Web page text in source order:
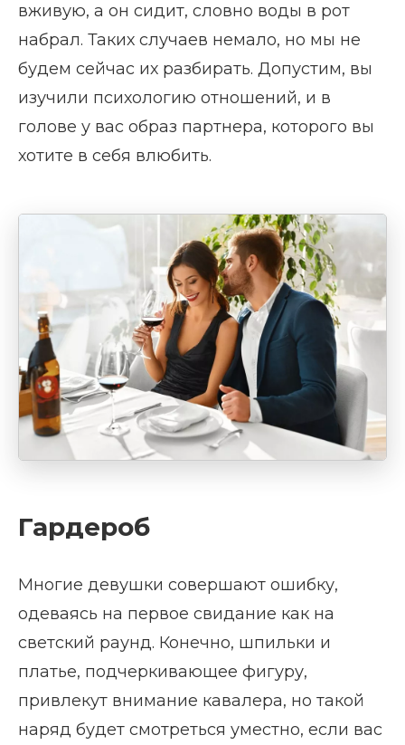
вживую, а он сидит, словно воды в рот
набрал. Таких случаев немало, но мы не
будем сейчас их разбирать. Допустим, вы
изучили психологию отношений, и в
голове у вас образ партнера, которого вы
хотите в себя влюбить.
Гардероб
Многие девушки совершают ошибку,
одеваясь на первое свидание как на
светский раунд. Конечно, шпильки и
платье, подчеркивающее фигуру,
привлекут внимание кавалера, но такой
наряд будет смотреться уместно, если вас